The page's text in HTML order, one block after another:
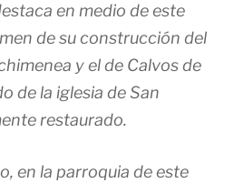
en medio de este
de su construcción del
y el de Calvos de
de la iglesia de San
restaurado.
en la parroquia de este